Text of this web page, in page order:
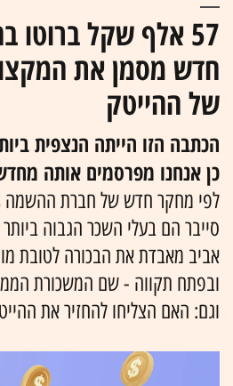
57 אלף שקל
חדש מסמן את
של ההייטק
הכתבה הזו הייתה הנצפית
כן אנחנו מפרסמים אותה
סייבר הם בעלי השכר הגבוה
אביב מאבדת את הבכורה לטובת
וגם: האם הצליחו להחזיר את